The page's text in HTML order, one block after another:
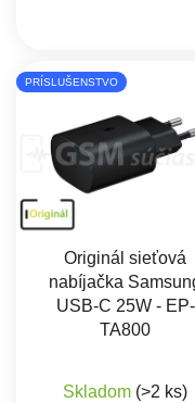
PRÍSLUŠENSTVO
Originál sieťová
nabíjačka
USB-C 25W - EP-
TA800
Skladom (>2 ks)